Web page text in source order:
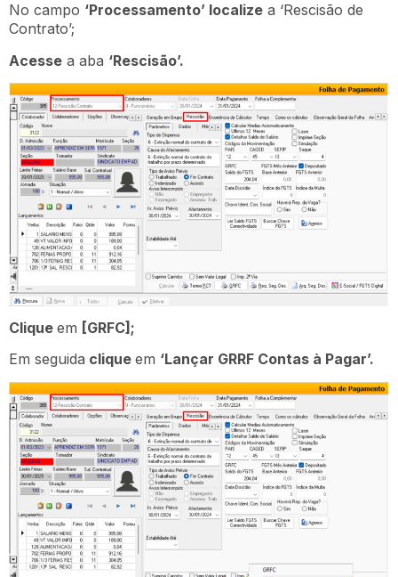
No campo ‘Processamento’ localize a ‘Rescisão de
Contrato’;
Acesse a aba ‘Rescisão’.
Clique em [GRFC];
Em seguida clique em ‘Lançar GRRF Contas à Pagar’.